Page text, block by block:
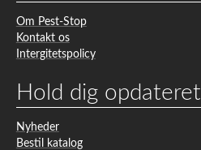
Om Pest-Stop
Kontakt os
Intergitetspolicy
Hold dig opdateret
Nyheder
Bestil katalog